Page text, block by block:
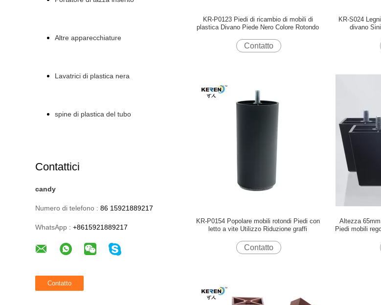
Altre apparecchiature
Lavatrici di plastica nera
spine di plastica del tubo
Contattici
candy
Numero di telefono : 86 15921889217
WhatsApp : +8615921889217
KR-P0123 Piedi di ricambio di mobili di
plastica Divano Piede Nero Colore Rotondo
Contatto
KR-S024
divano
KR-P0154 Popolare mobili rotondi Piedi con
letto a vite Utilizzo Riduzione graffi
Contatto
Altezza
Piedi mobili